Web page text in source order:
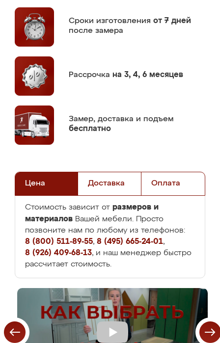
Сроки изготовления от 7 дней
после замера
Рассрочка на 3, 4, 6 месяцев
Замер, доставка и подъем
бесплатно
Цена Доставка Оплата
Стоимость зависит от размеров и
материалов Вашей мебели. Просто
позвоните нам по любому из телефонов:
8 (800) 511-89-55, 8 (495) 665-24-01,
8 (926) 409-68-13, и наш менеджер быстро
рассчитает стоимость.